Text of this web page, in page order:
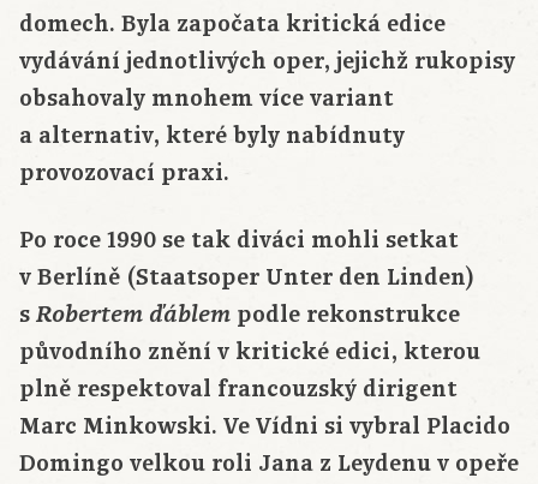
domech. Byla započata kritická edice
vydávání jednotlivých oper, jejichž rukopisy
obsahovaly mnohem více variant
a alternativ, které byly nabídnuty
provozovací praxi.
Po roce 1990 se tak diváci mohli setkat
v Berlíně (Staatsoper Unter den Linden)
s Robertem ďáblem podle rekonstrukce
původního znění v kritické edici, kterou
plně respektoval francouzský dirigent
Marc Minkowski. Ve Vídni si vybral Placido
Domingo velkou roli Jana z Leydenu v opeře